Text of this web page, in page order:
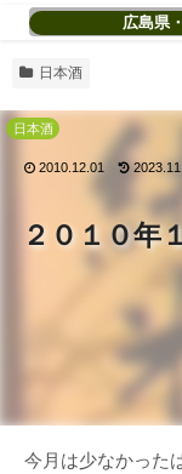
広島県
日本酒
２０１０年
日本酒
2010.12.01
今月は少なかった